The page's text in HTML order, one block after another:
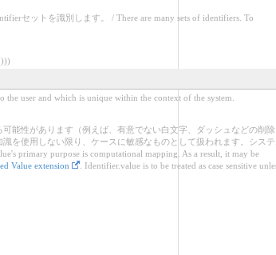
セットを識別します。 / There are many sets of identifiers. To
user and which is unique within the context of the system.
能性があります（例えば、有意でない白文字、ダッシュなどの削
を使用しない限り、ケースに敏感なものとして扱われます。シス
primary purpose is computational mapping. As a result, it may be
Value extension
. Identifier.value is to be treated as case sensitive